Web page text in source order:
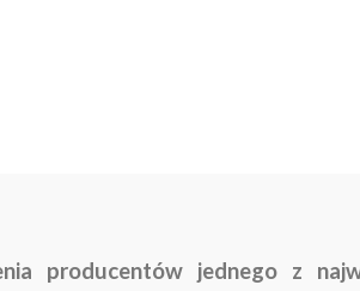
producentów jednego z